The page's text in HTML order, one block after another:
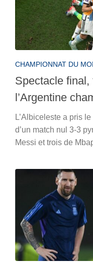
CHAMPIONNAT DU
Spectacle final,
l’Argentine
L’Albiceleste a pris
d’un match nul 3-3
Messi et trois de